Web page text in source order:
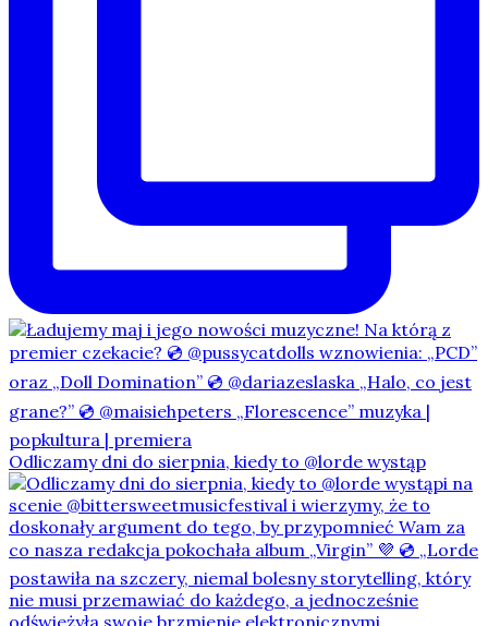
Odliczamy dni do sierpnia, kiedy to @lorde wystąp